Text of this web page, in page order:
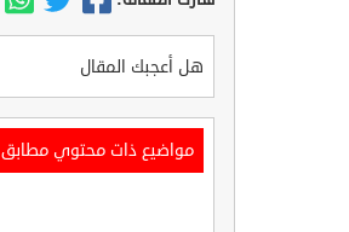
هل أعجبك المقال
مواضيع ذات محتوي مطابق